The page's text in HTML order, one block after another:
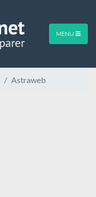
MENU
Astraweb